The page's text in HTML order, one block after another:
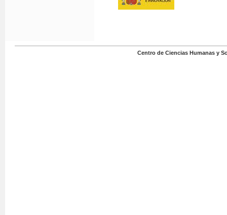
Centro de Ciencias Humanas y